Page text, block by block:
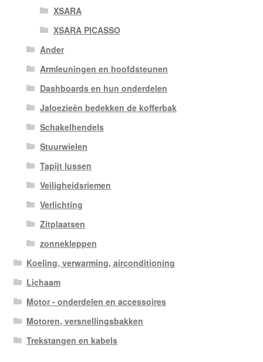
XSARA
XSARA PICASSO
Ander
Armleuningen en hoofdsteunen
Dashboards en hun onderdelen
Jaloezieën bedekken de kofferbak
Schakelhendels
Stuurwielen
Tapijt lussen
Veiligheidsriemen
Verlichting
Zitplaatsen
zonnekleppen
Koeling, verwarming, airconditioning
Lichaam
Motor - onderdelen en accessoires
Motoren, versnellingsbakken
Trekstangen en kabels